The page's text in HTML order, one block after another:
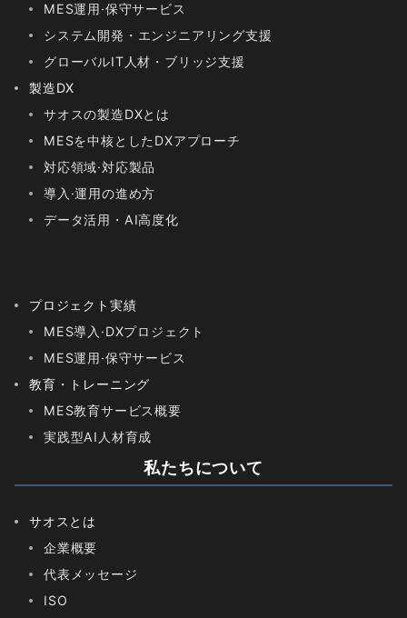
MES運用·保守サービス
システム開発・エンジニアリング支援
グローバルIT人材・ブリッジ支援
製造DX
サオスの製造DXとは
MESを中核としたDXアプローチ
対応領域·対応製品
導入·運用の進め方
データ活用・AI高度化
プロジェクト実績
MES導入·DXプロジェクト
MES運用·保守サービス
教育・トレーニング
MES教育サービス概要
実践型AI人材育成
私たちについて
サオスとは
企業概要
代表メッセージ
ISO